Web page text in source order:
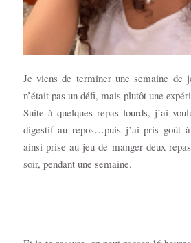
Je viens de terminer une semaine de
n’était pas un défi, mais plutôt une
Suite à quelques repas lourds, j’ai
digestif au repos…puis j’ai pris goût
ainsi prise au jeu de manger deux
soir, pendant une semaine.